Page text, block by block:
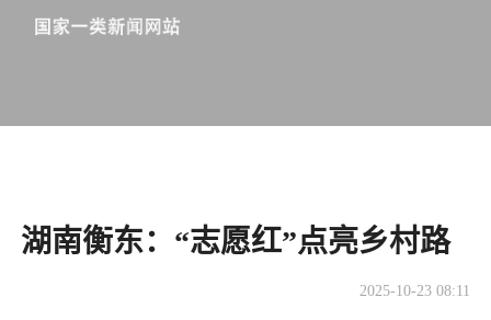
湖南衡东：“志愿红”点亮乡村路
2025-10-23 08:11